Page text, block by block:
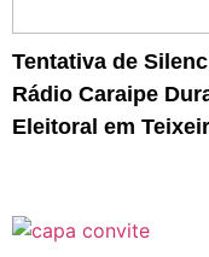
Tentativa de
Rádio Caraipe
Eleitoral em